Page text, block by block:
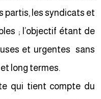
partis, les syndicats et
; l’objectif étant de
et urgentes sans
long termes.
qui tient compte du